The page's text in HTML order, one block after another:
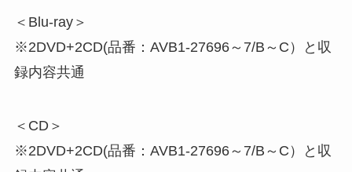
＜Blu-ray＞
※2DVD+2CD(品番：AVB1-27696～7/B～C）と収
録内容共通
＜CD＞
※2DVD+2CD(品番：AVB1-27696～7/B～C）と収